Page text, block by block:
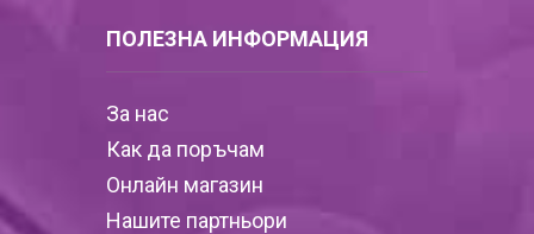
ПОЛЕЗНА ИНФОРМАЦИЯ
За нас
Как да поръчам
Онлайн магазин
Нашите партньори